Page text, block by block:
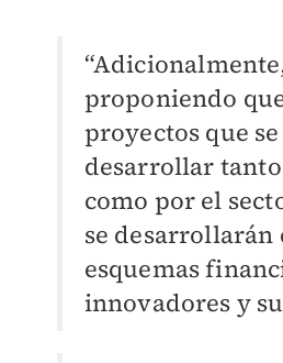
proponiendo
proyectos que
desarrollar
como por el
se desarrollarán
esquemas
innovadores y